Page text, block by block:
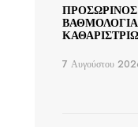
7 Αυγούστου